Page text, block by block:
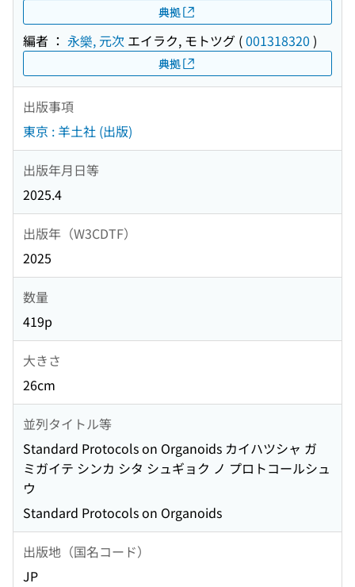
典拠
編者 ： 永樂, 元次 エイラク, モトツグ (001318320 )
典拠
出版事項
東京 : 羊土社 (出版)
出版年月日等
2025.4
出版年（W3CDTF）
2025
数量
419p
大きさ
26cm
並列タイトル等
Standard Protocols on Organoids カイハツシャ ガ
ミガイテ シンカ シタ シュギョク ノ プロトコールシュ
ウ
Standard Protocols on Organoids
出版地（国名コード）
JP